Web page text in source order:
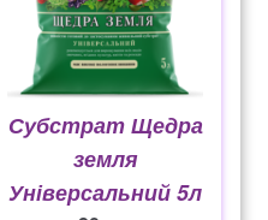
Субстрат Щедра
земля
Універсальний 5л